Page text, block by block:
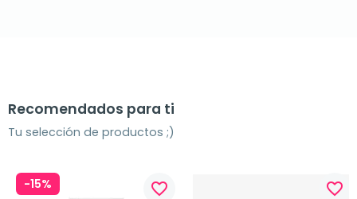
Recomendados para ti
Tu selección de productos ;)
-15%
favorite_border favorite_border